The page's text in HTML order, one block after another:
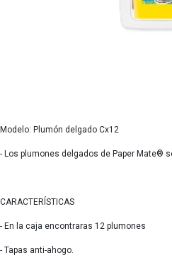
Modelo: Plumón delgado Cx12
- Los plumones delgados de Paper Mate®
CARACTERÍSTICAS
- En la caja encontraras 12 plumones
- Tapas anti-ahogo.